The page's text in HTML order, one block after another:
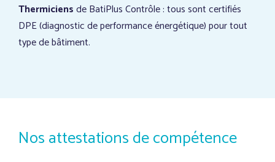
Thermiciensde BatiPlus Contrôle : tous sont certifiés
DPE (diagnostic de performance énergétique) pour tout
type de bâtiment.
Nos attestations de compétence